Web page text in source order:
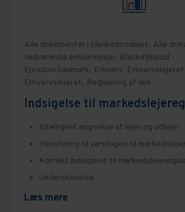
Alle dokumenter i blanketmodulet, Alle
vedrørende erhvervsleje, Blanketmodul -
EjendomDanmark, Erhverv,
Erhvervslejeret, Regulering af leje
Indsigelse til
Intelligent angivelse af lejer og udlejer
Henvisning til varslingen til
Korrekt indsigelse til
Underskrivelse
Læs mere